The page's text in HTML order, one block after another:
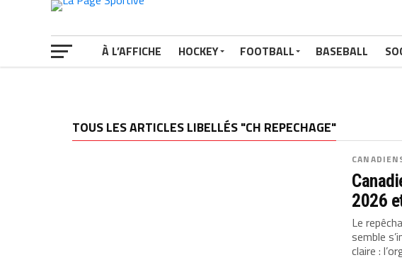
À L’AFFICHE HOCKEY FOOTBALL BASEBALL
TOUS LES ARTICLES LIBELLÉS "CH REPECHAGE"
2026
Le
semble
claire :